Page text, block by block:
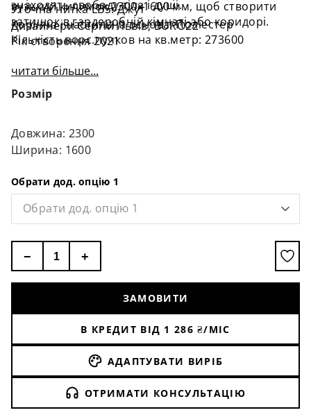
знаходять свободу тіла і душі.
вузький килимок 2300х1600 мм, щоб створити
затишок в гардеробній кімнаті або коридорі.
Уточна нитка LBS: Джут
Корінна і настильна основа: Поліестер
Кількість ворс.пучков на кв.метр: 273600
Дизайнери Сергій Львів, BURO22
Рік створення 2021
читати більше...
Розмір
Довжина: 2300
Ширина: 1600
Обрати дод. опцію 1
Обрати дод. опцію 1
− +
ЗАМОВИТИ
В КРЕДИТ ВІД 1 286 ₴/МІС
АДАПТУВАТИ ВИРІБ
ОТРИМАТИ КОНСУЛЬТАЦІЮ